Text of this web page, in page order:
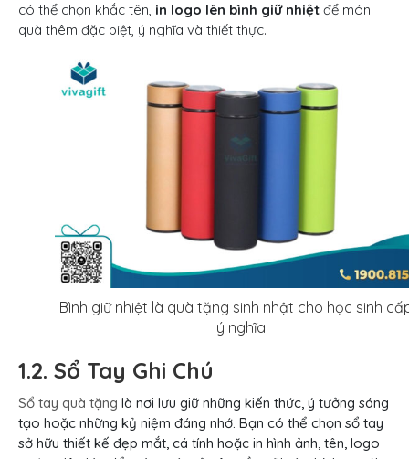
có thể chọn khắc tên, in logo lên bình giữ nhiệt để món
quà thêm đặc biệt, ý nghĩa và thiết thực.
Bình giữ nhiệt là quà tặng sinh nhật cho học sinh
ý nghĩa
1.2. Sổ Tay Ghi Chú
Sổ tay quà tặng là nơi lưu giữ những kiến thức, ý tưởng sáng
tạo hoặc những kỷ niệm đáng nhớ. Bạn có thể chọn sổ tay
sở hữu thiết kế đẹp mắt, cá tính hoặc in hình ảnh, tên, logo